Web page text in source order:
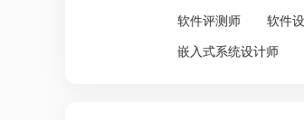
软件评测师 软件
嵌入式系统设计师